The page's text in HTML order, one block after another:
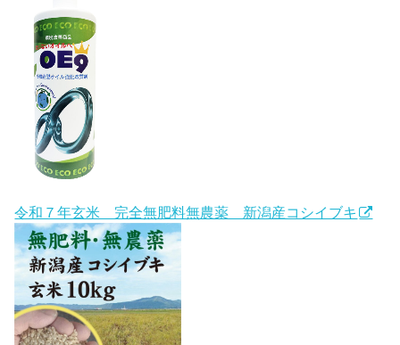
令和７年玄米 完全無肥料無農薬 新潟産コシイブキ